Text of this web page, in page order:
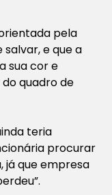
pela
e que a
sua cor e
quadro de
teria
procurar
já que empresa